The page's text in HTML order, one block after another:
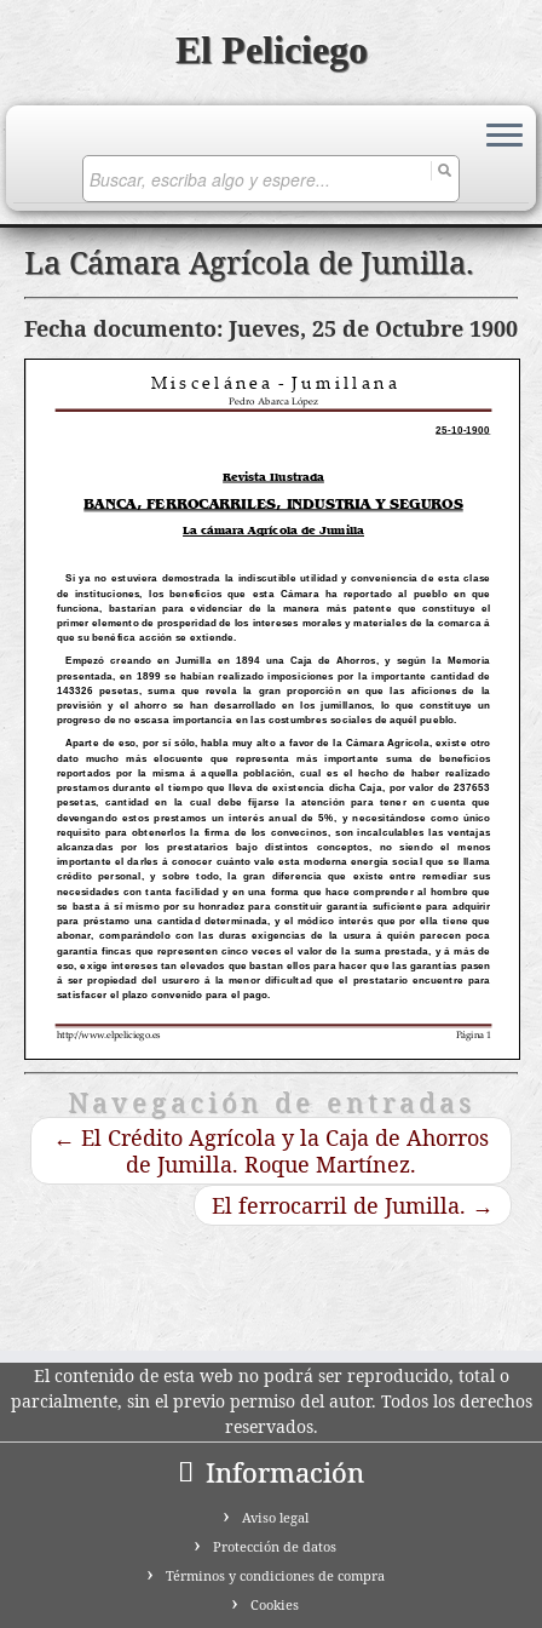
Saltar
contenido
El Peliciego
La Cámara Agrícola de Jumilla.
Fecha documento: Jueves, 25 de Octubre 1900
Navegación de entradas
← El Crédito Agrícola y la Caja de Ahorros
de Jumilla. Roque Martínez.
El ferrocarril de Jumilla. →
El contenido de esta web no podrá ser reproducido, total o
parcialmente, sin el previo permiso del autor. Todos los derechos
reservados.
Información
Aviso legal
Protección de datos
Términos y condiciones de compra
Cookies